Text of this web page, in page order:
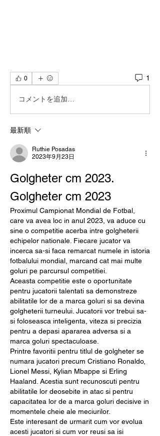
0 1
コメントを追加…
最新順
Ruthie Posadas
2023年9月23日
Golgheter cm 2023.
Golgheter cm 2023
Proximul Campionat Mondial de Fotbal,
care va avea loc in anul 2023, va aduce cu
sine o competitie acerba intre golgheterii
echipelor nationale. Fiecare jucator va
incerca sa-si faca remarcat numele in istoria
fotbalului mondial, marcand cat mai multe
goluri pe parcursul competitiei.
Aceasta competitie este o oportunitate
pentru jucatorii talentati sa demonstreze
abilitatile lor de a marca goluri si sa devina
golgheterii turneului. Jucatorii vor trebui sa-
si foloseasca inteligenta, viteza si precizia
pentru a depasi apararea adversa si a
marca goluri spectaculoase.
Printre favoritii pentru titlul de golgheter se
numara jucatori precum Cristiano Ronaldo,
Lionel Messi, Kylian Mbappe si Erling
Haaland. Acestia sunt recunoscuti pentru
abilitatile lor deosebite in atac si pentru
capacitatea lor de a marca goluri decisive in
momentele cheie ale meciurilor.
Este interesant de urmarit cum vor evolua
acesti jucatori si cum vor reusi sa isi